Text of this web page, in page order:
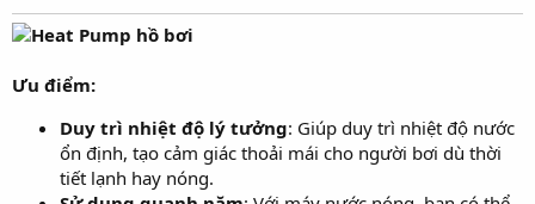
Ưu điểm:
Duy trì nhiệt độ lý tưởng: Giúp duy trì nhiệt độ nước
ổn định, tạo cảm giác thoải mái cho người bơi dù thời
tiết lạnh hay nóng.